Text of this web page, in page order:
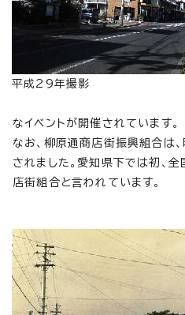
平成29年撮影
なイベントが開催されています。
なお、柳原通商店街振興組合は
されました。愛知県下では初、
店街組合と言われています。